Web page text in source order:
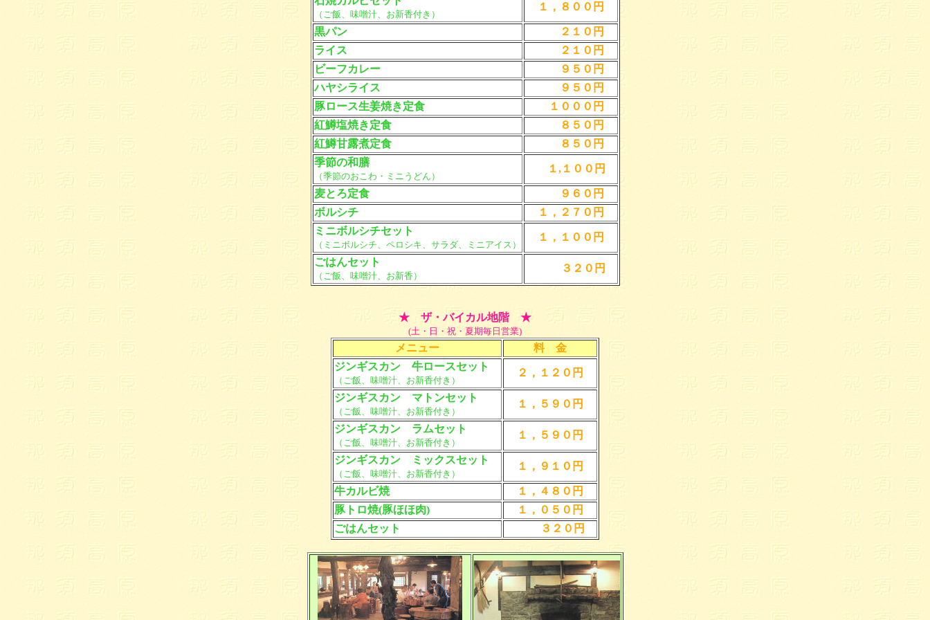
（ご飯、味噌汁、お新香付き）
１，８００円
黒パン
２１０円
ライス
２１０円
ビーフカレー
９５０円
ハヤシライス
９５０円
豚ロース生姜焼き定食
１０００円
紅鱒塩焼き定食
８５０円
紅鱒甘露煮定食
８５０円
季節の和膳
（季節のおこわ・ミニうどん）
１,１００円
麦とろ定食
９６０円
ボルシチ
１，２７０円
ミニボルシチセット
（ミニボルシチ、ペロシキ、サラダ、ミニアイス）
１，１００円
ごはんセット
（ご飯、味噌汁、お新香）
３２０円
★ ザ・バイカル地階 ★
(土・日・祝・夏期毎日営業)
メニュー
料 金
ジンギスカン 牛ロースセット
（ご飯、味噌汁、お新香付き）
２，１２０円
ジンギスカン マトンセット
（ご飯、味噌汁、お新香付き）
１，５９０円
ジンギスカン ラムセット
（ご飯、味噌汁、お新香付き）
１，５９０円
ジンギスカン ミックスセット
（ご飯、味噌汁、お新香付き）
１，９１０円
牛カルビ焼
１，４８０円
豚トロ焼(豚ほほ肉)
１，０５０円
ごはんセット
３２０円